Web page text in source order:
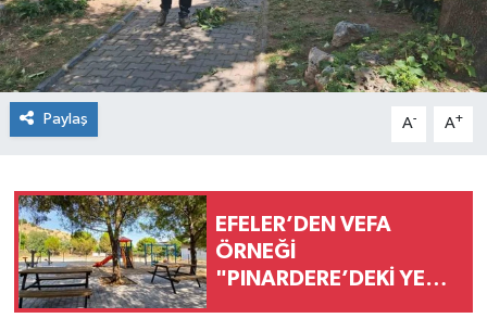
Paylaş A- A+
EFELER’DEN VEFA
ÖRNEĞİ
"PINARDERE’DEKİ YENİ